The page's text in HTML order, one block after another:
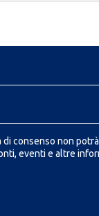
consenso non
eventi e altre